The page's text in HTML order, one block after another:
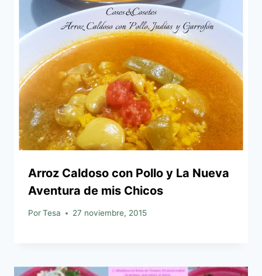
Arroz Caldoso con Pollo y La Nueva
Aventura de mis Chicos
PorTesa 27 noviembre, 2015